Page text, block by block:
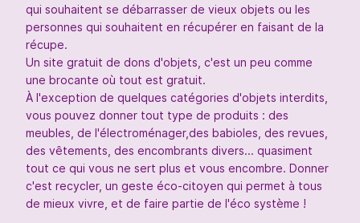
qui souhaitent se débarrasser de vieux objets ou les
personnes qui souhaitent en récupérer en faisant de la
récupe.
Un site gratuit de dons d'objets, c'est un peu comme
une brocante où tout est gratuit.
À l'exception de quelques catégories d'objets interdits,
vous pouvez donner tout type de produits : des
meubles, de l'électroménager,des babioles, des revues,
des vêtements, des encombrants divers... quasiment
tout ce qui vous ne sert plus et vous encombre. Donner
c'est recycler, un geste éco-citoyen qui permet à tous
de mieux vivre, et de faire partie de l'éco système !